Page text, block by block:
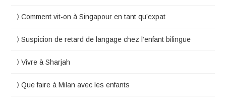
Comment vit-on à Singapour en tant qu’expat
Suspicion de retard de langage chez l’enfant bilingue
Vivre à Sharjah
Que faire à Milan avec les enfants